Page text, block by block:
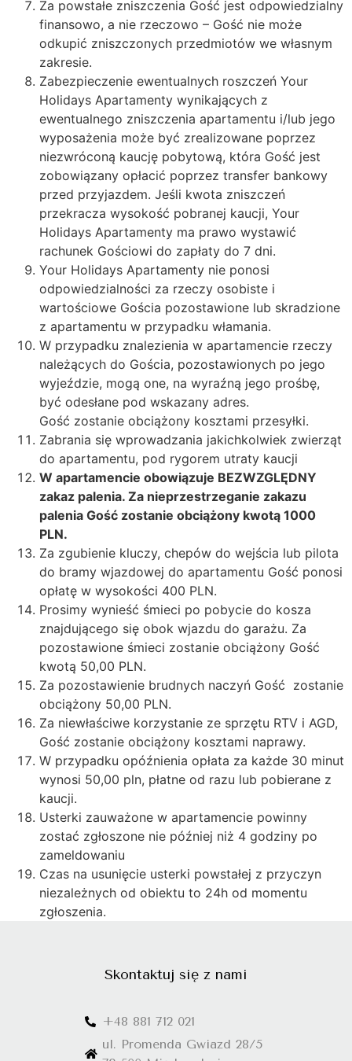
Za powstałe zniszczenia Gość jest odpowiedzialny
finansowo, a nie rzeczowo – Gość nie może
odkupić zniszczonych przedmiotów we własnym
zakresie.
Zabezpieczenie ewentualnych roszczeń Your
Holidays Apartamenty wynikających z
ewentualnego zniszczenia apartamentu i/lub jego
wyposażenia może być zrealizowane poprzez
niezwróconą kaucję pobytową, która Gość jest
zobowiązany opłacić poprzez transfer bankowy
przed przyjazdem. Jeśli kwota zniszczeń
przekracza wysokość pobranej kaucji, Your
Holidays Apartamenty ma prawo wystawić
rachunek Gościowi do zapłaty do 7 dni.
Your Holidays Apartamenty nie ponosi
odpowiedzialności za rzeczy osobiste i
wartościowe Gościa pozostawione lub skradzione
z apartamentu w przypadku włamania.
W przypadku znalezienia w apartamencie rzeczy
należących do Gościa, pozostawionych po jego
wyjeździe, mogą one, na wyraźną jego prośbę,
być odesłane pod wskazany adres.
Gość zostanie obciążony kosztami przesyłki.
Zabrania się wprowadzania jakichkolwiek zwierząt
do apartamentu, pod rygorem utraty kaucji
W apartamencie obowiązuje BEZWZGLĘDNY
zakaz palenia. Za nieprzestrzeganie zakazu
palenia Gość zostanie obciążony kwotą 1000
PLN.
Za zgubienie kluczy, chepów do wejścia lub pilota
do bramy wjazdowej do apartamentu Gość ponosi
opłatę w wysokości 400 PLN.
Prosimy wynieść śmieci po pobycie do kosza
znajdującego się obok wjazdu do garażu. Za
pozostawione śmieci zostanie obciążony Gość
kwotą 50,00 PLN.
Za pozostawienie brudnych naczyń Gość zostanie
obciążony 50,00 PLN.
Za niewłaściwe korzystanie ze sprzętu RTV i AGD,
Gość zostanie obciążony kosztami naprawy.
W przypadku opóźnienia opłata za każde 30 minut
wynosi 50,00 pln, płatne od razu lub pobierane z
kaucji.
Usterki zauważone w apartamencie powinny
zostać zgłoszone nie później niż 4 godziny po
zameldowaniu
Czas na usunięcie usterki powstałej z przyczyn
niezależnych od obiektu to 24h od momentu
zgłoszenia.
Skontaktuj się z nami
+48 881 712 021
ul. Promenda Gwiazd 28/5